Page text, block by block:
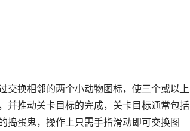
交换相邻的两个小动物图标，使三个或以上
并推动关卡目标的完成，关卡目标通常包括
捣蛋鬼，操作上只需手指滑动即可交换图